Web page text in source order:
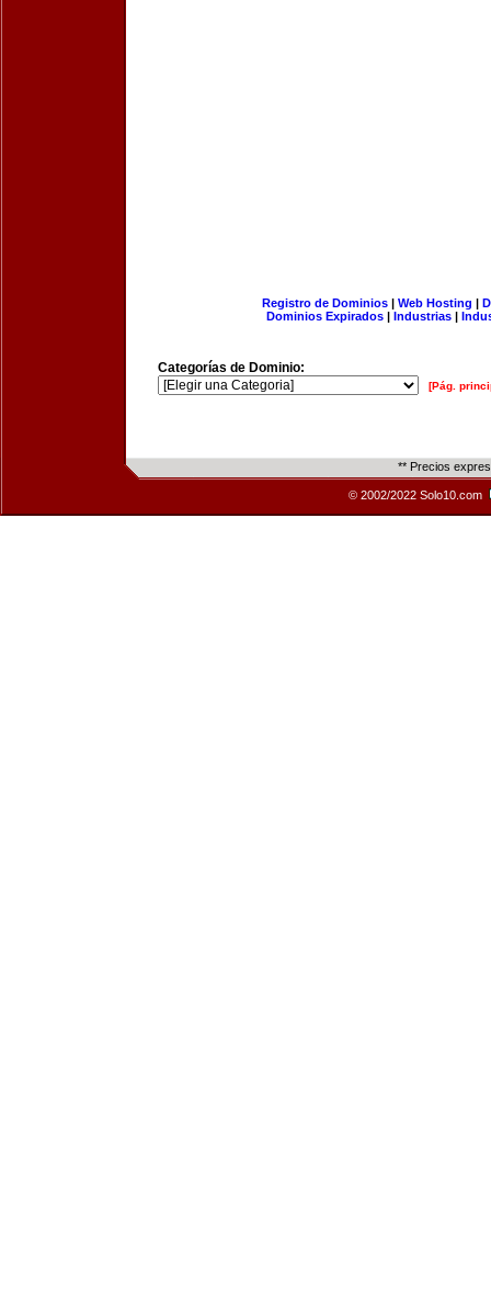
Registro de Dominios| Web Hosting |
Dominios Expirados | Industrias |
Categorías de Dominio:
[Pág.
** Precios
© 2002/2022 Solo10.com